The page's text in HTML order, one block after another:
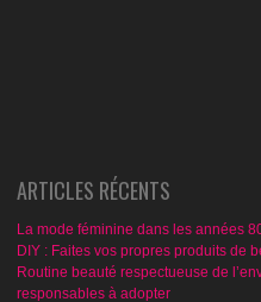
ARTICLES RÉCENTS
La mode féminine dans les années
DIY : Faites vos propres produits de
Routine beauté respectueuse de
responsables à adopter